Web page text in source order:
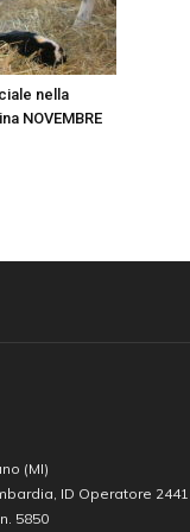
nella
NOVEMBRE
(MI)
ID Operatore
5850